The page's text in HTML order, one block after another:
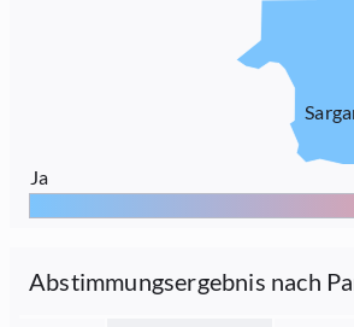
Ja
Abstimmungsergebnis nach